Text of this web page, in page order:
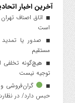
آخرین اخبار
اتاق اصناف
است
مستقیم
هیچ‌گونه تخلفی
توجیه نیست
حبس دارد/ در